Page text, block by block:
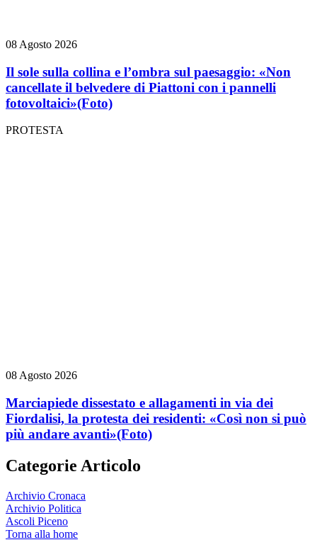
08 Agosto 2026
Il sole sulla collina e l’ombra sul paesaggio: «Non
cancellate il belvedere di Piattoni con i pannelli
fotovoltaici»(Foto)
PROTESTA
08 Agosto 2026
Marciapiede dissestato e allagamenti in via dei
Fiordalisi, la protesta dei residenti: «Così non si può
più andare avanti»(Foto)
Categorie Articolo
Archivio Cronaca
Archivio Politica
Ascoli Piceno
Torna alla home